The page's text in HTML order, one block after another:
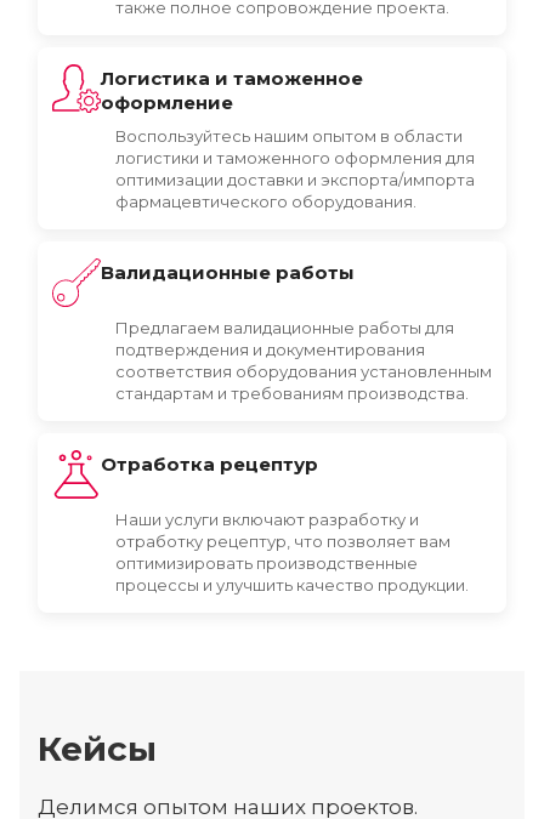
также полное сопровождение проекта.
Логистика и таможенное
оформление
Воспользуйтесь нашим опытом в области
логистики и таможенного оформления для
оптимизации доставки и экспорта/импорта
фармацевтического оборудования.
Валидационные работы
Предлагаем валидационные работы для
подтверждения и документирования
соответствия оборудования установленным
стандартам и требованиям производства.
Отработка рецептур
Наши услуги включают разработку и
отработку рецептур, что позволяет вам
оптимизировать производственные
процессы и улучшить качество продукции.
Кейсы
Делимся опытом наших проектов.